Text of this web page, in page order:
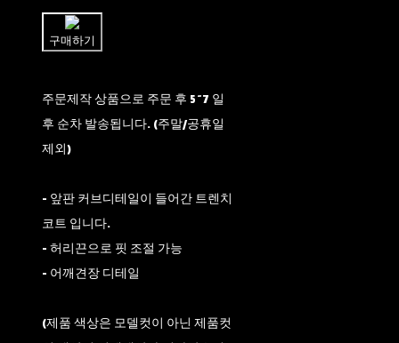
구매하기
주문제작 상품으로 주문 후 5~7 일
후 순차 발송됩니다. (주말/공휴일
제외)
- 앞판 커브디테일이 들어간 트렌치
코트 입니다.
- 허리끈으로 핏 조절 가능
- 어깨견장 디테일
(제품 색상은 모델컷이 아닌 제품컷